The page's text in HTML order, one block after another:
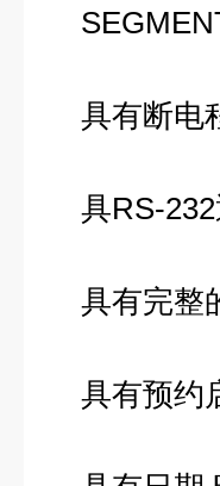
具有断电
具RS-232
具有完整
具有预约